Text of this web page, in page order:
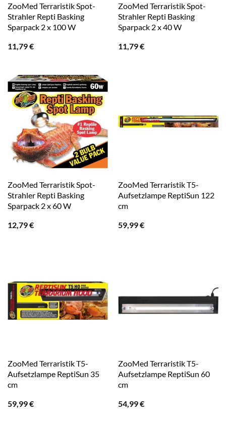
ZooMed Terraristik Spot-
Strahler Repti Basking
Sparpack 2 x 100 W
11,79€
ZooMed Terraristik Spot-
Strahler Repti Basking
Sparpack 2 x 40 W
11,79€
ZooMed Terraristik Spot-
Strahler Repti Basking
Sparpack 2 x 60 W
12,79€
ZooMed Terraristik T5-
Aufsetzlampe ReptiSun 122
cm
59,99€
ZooMed Terraristik T5-
Aufsetzlampe ReptiSun 35
cm
59,99€
ZooMed Terraristik T5-
Aufsetzlampe ReptiSun 60
cm
54,99€